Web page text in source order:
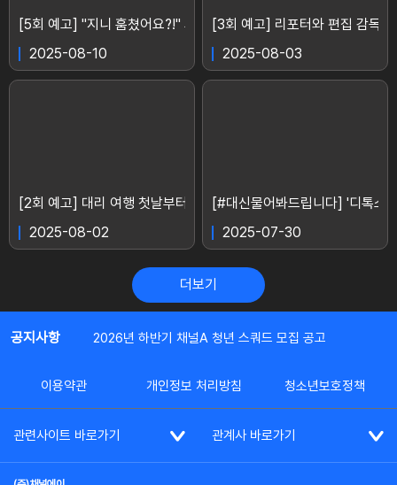
[5회 예고] "지니 훔쳤어요?!" 의뢰인에게 소송까지 당하게 생긴 공
2025-08-10
[3회 예고] 리포터와 편집 감독
2025-08-03
[2회 예고] 대리 여행 첫날부터 문제가 생겼다?! "저만 여기 남아서
2025-08-02
[#대신물어봐드립니다] '디톡스
2025-07-30
더보기
공지사항 2026년 하반기 채널A 청년 스쿼드 모집 공고
이용약관 개인정보 처리방침 청소년보호정책
관련사이트 바로가기 관계사 바로가기